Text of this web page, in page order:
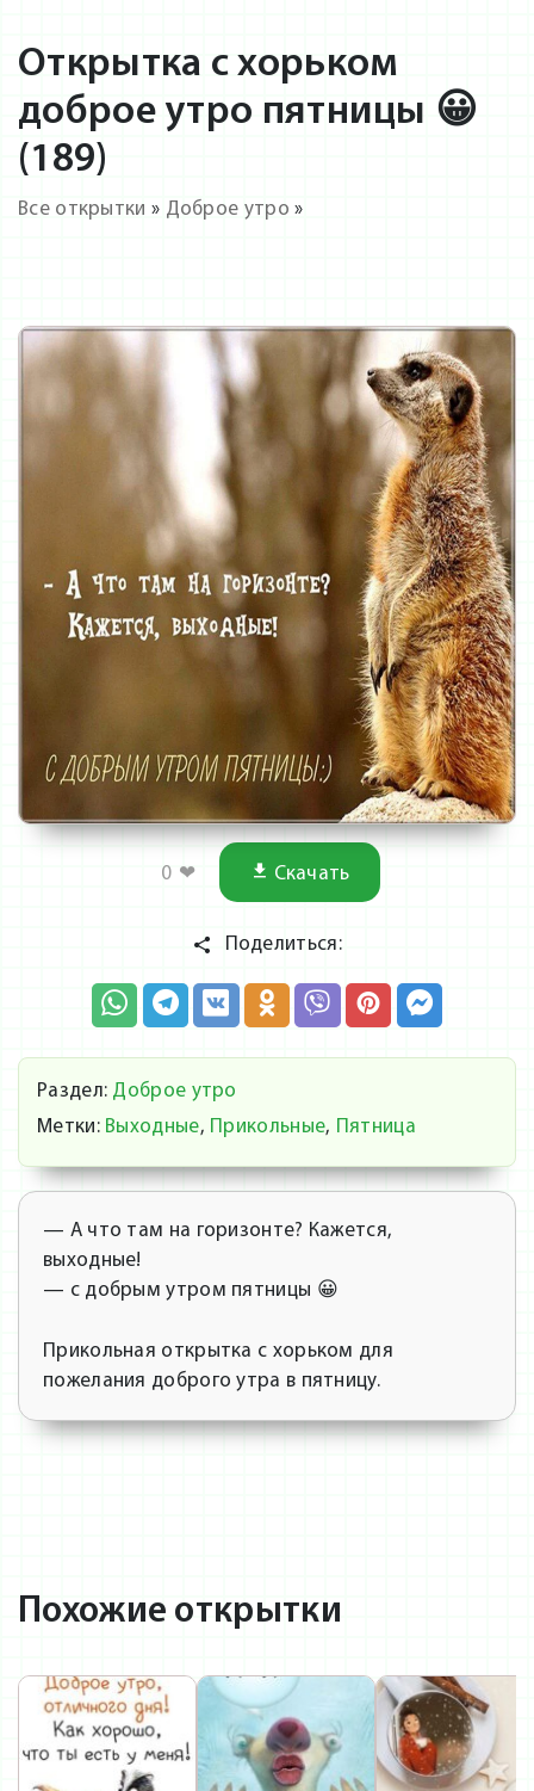
Открытка с хорьком
доброе утро пятницы 😀
(189)
Все открытки » Доброе утро »
0 ❤ Скачать
Поделиться:
Раздел: Доброе утро
Метки: Выходные, Прикольные, Пятница
— А что там на горизонте? Кажется,
выходные!
— с добрым утром пятницы 😀
Прикольная открытка с хорьком для
пожелания доброго утра в пятницу.
Похожие открытки